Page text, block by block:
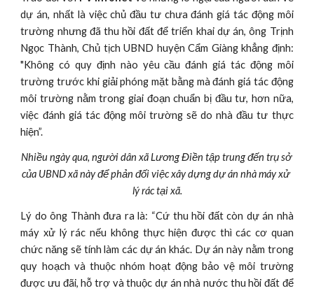
dự án, nhất là việc chủ đầu tư chưa đánh giá tác động môi
trường nhưng đã thu hồi đất để triển khai dự án, ông Trịnh
Ngọc Thành, Chủ tịch UBND huyện Cẩm Giàng khẳng định:
"Không có quy định nào yêu cầu đánh giá tác động môi
trường trước khi giải phóng mặt bằng mà đánh giá tác động
môi trường nằm trong giai đoạn chuẩn bị đầu tư, hơn nữa,
việc đánh giá tác động môi trường sẽ do nhà đầu tư thực
hiện”.
Nhiều ngày qua, người dân xã Lương Điền tập trung đến trụ sở
của UBND xã này để phản đối việc xây dựng dự án nhà máy xử
lý rác tại xã.
Lý do ông Thành đưa ra là: “Cứ thu hồi đất còn dự án nhà
máy xử lý rác nếu không thực hiện được thì các cơ quan
chức năng sẽ tính làm các dự án khác. Dự án này nằm trong
quy hoạch và thuộc nhóm hoạt động bảo vệ môi trường
được ưu đãi, hỗ trợ và thuộc dự án nhà nước thu hồi đất để